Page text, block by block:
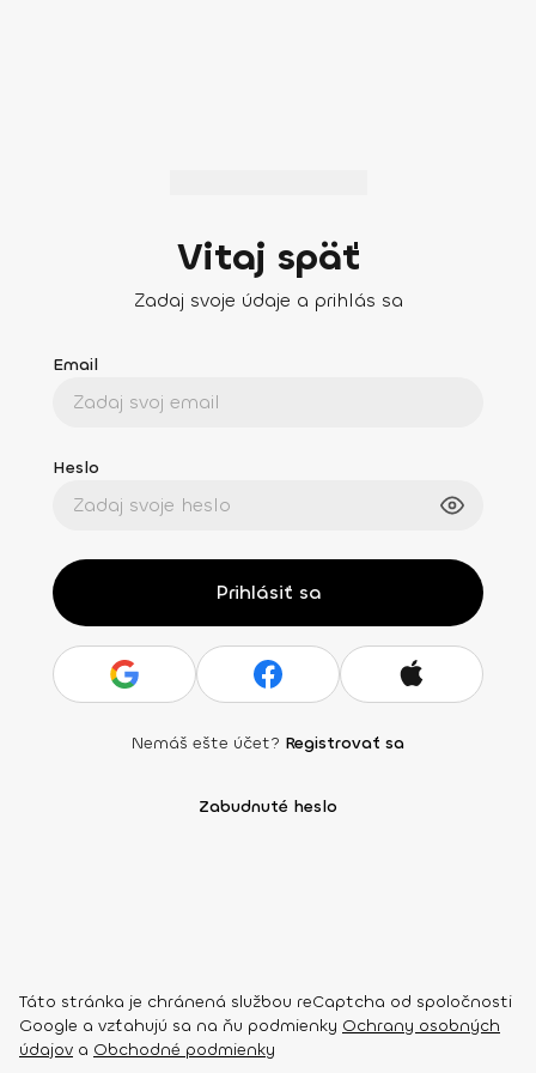
Vitaj späť
Zadaj svoje údaje a prihlás sa
Email
Heslo
Prihlásiť sa
Nemáš ešte účet? Registrovať sa
Zabudnuté heslo
Táto stránka je chránená službou reCaptcha od spoločnosti
Google a vzťahujú sa na ňu podmienky Ochrany osobných
údajov a Obchodné podmienky